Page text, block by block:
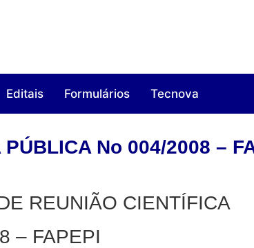
Editais Formulários Tecnova
PÚBLICA No 004/2008 –
REUNIÃO CIENTÍFICA
– FAPEPI